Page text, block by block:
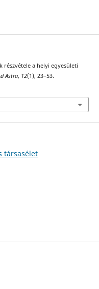
részvétele a helyi egyesületi
Astra, 12(1), 23–53.
társasélet